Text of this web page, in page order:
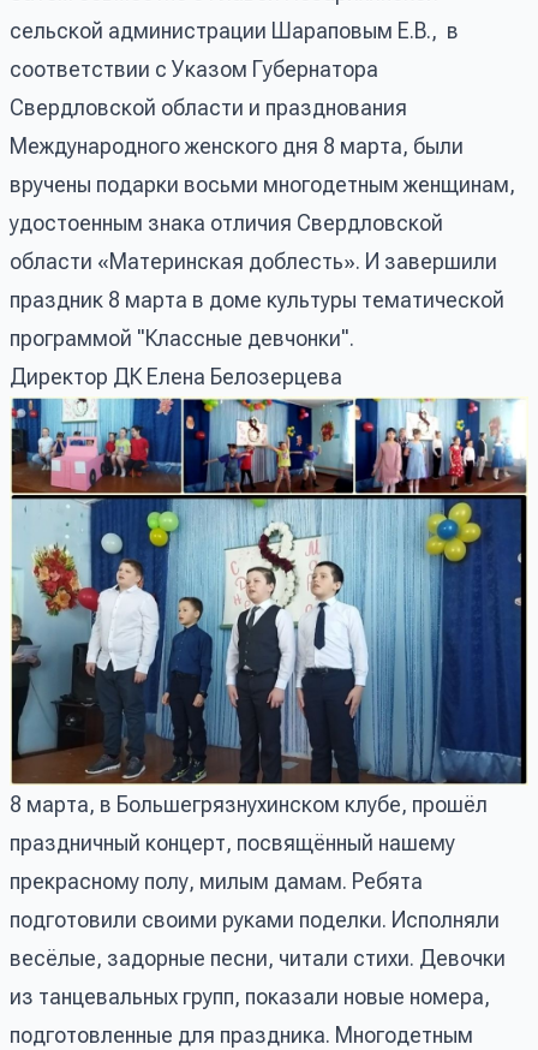
сельской администрации Шараповым Е.В., в
соответствии с Указом Губернатора
Свердловской области и празднования
Международного женского дня 8 марта, были
вручены подарки восьми многодетным женщинам,
удостоенным знака отличия Свердловской
области «Материнская доблесть». И завершили
праздник 8 марта в доме культуры тематической
программой "Классные девчонки".
Директор ДК Елена Белозерцева
8 марта, в Большегрязнухинском клубе, прошёл
праздничный концерт, посвящённый нашему
прекрасному полу, милым дамам. Ребята
подготовили своими руками поделки. Исполняли
весёлые, задорные песни, читали стихи. Девочки
из танцевальных групп, показали новые номера,
подготовленные для праздника. Многодетным